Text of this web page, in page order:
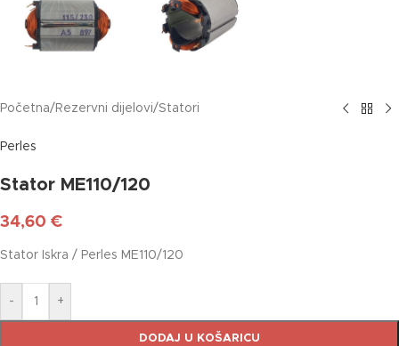
Početna/ Rezervni dijelovi/Statori
Perles
Stator ME110/120
34,60 €
Stator Iskra / Perles ME110/120
- +
DODAJ U KOŠARICU